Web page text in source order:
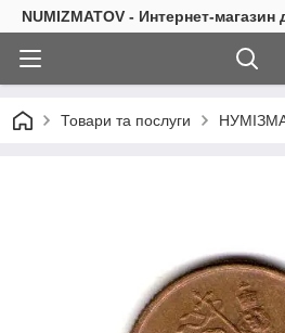
NUMIZMATOV - Интернет-
Товари та послуги